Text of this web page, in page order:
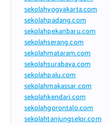
sekolahyogyakarta.com
sekolahpadang.com
sekolahpekanbaru.com
sekolahserang.com
sekolahmataram.com
sekolahsurabaya.com
sekolahpalu.com
sekolahmakassar.com
sekolahkendari.com
sekolahgorontalo.com
sekolahtanjungselor.com